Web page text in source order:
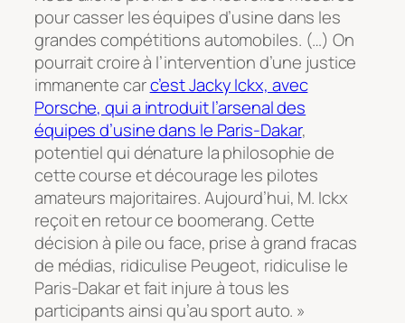
pour casser les équipes d’usine dans les
grandes compétitions automobiles. (…) On
pourrait croire à l’intervention d’une justice
immanente carc’est Jacky Ickx, avec
Porsche, qui a introduit l’arsenal des
équipes d’usine dans le Paris-Dakar,
potentiel qui dénature la philosophie de
cette course et décourage les pilotes
amateurs majoritaires. Aujourd’hui, M. Ickx
reçoit en retour ce boomerang. Cette
décision à pile ou face, prise à grand fracas
de médias, ridiculise Peugeot, ridiculise le
Paris-Dakar et fait injure à tous les
participants ainsi qu’au sport auto. »